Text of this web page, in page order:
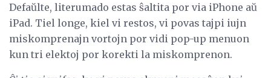
Defaŭlte, literumado estas ŝaltita por via iPhone aŭ
iPad. Tiel longe, kiel vi restos, vi povas tajpi iujn
miskomprenajn vortojn por vidi pop-up menuon
kun tri elektoj por korekti la miskomprenon.